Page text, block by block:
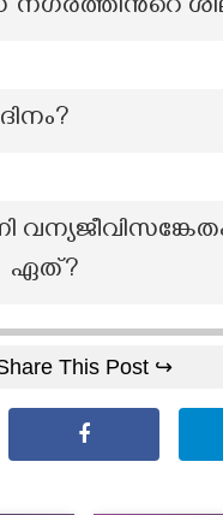
ഏത്?
This Post ↪